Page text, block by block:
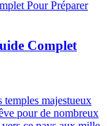
Complet
temples majestueux
pour de nombreux